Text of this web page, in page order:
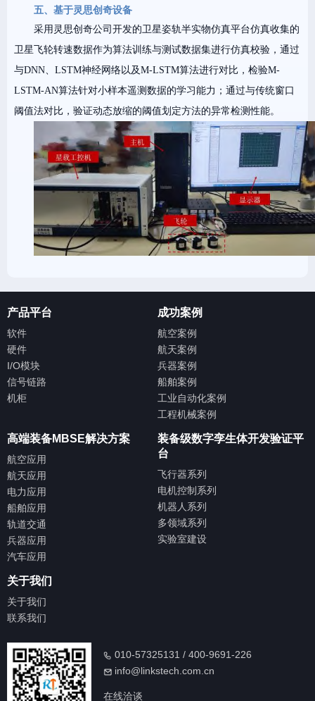
五、基于灵思创奇设备
采用灵思创奇公司开发的卫星姿轨半实物仿真平台仿真收集的
卫星飞轮转速数据作为算法训练与测试数据集进行仿真校验，通过
与DNN、LSTM神经网络以及M-LSTM算法进行对比，检验M-
LSTM-AN算法针对小样本遥测数据的学习能力；通过与传统窗口
阈值法对比，验证动态放缩的阈值划定方法的异常检测性能。
产品平台
软件
硬件
I/O模块
信号链路
机柜
成功案例
航空案例
航天案例
兵器案例
船舶案例
工业自动化案例
工程机械案例
高端装备MBSE解决方案
航空应用
航天应用
电力应用
船舶应用
轨道交通
兵器应用
汽车应用
装备级数字孪生体开发验证平
台
飞行器系列
电机控制系列
机器人系列
多领域系列
实验室建设
关于我们
关于我们
联系我们
010-57325131 / 400-9691-226
info@linkstech.com.cn
在线洽谈